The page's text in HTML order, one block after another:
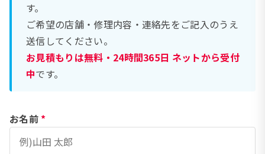
す。
ご希望の店舗・修理内容・連絡先をご記入のうえ
送信してください。
お見積もりは無料・24時間365日 ネットから受付
中です。
お名前 *